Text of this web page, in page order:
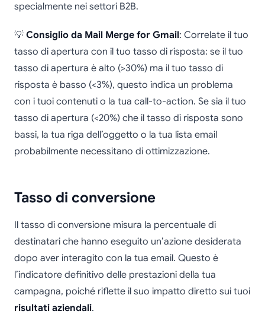
specialmente nei settori B2B.
💡 Consiglio da Mail Merge for Gmail: Correlate il tuo
tasso di apertura con il tuo tasso di risposta: se il tuo
tasso di apertura è alto (>30%) ma il tuo tasso di
risposta è basso (<3%), questo indica un problema
con i tuoi contenuti o la tua call-to-action. Se sia il tuo
tasso di apertura (<20%) che il tasso di risposta sono
bassi, la tua riga dell’oggetto o la tua lista email
probabilmente necessitano di ottimizzazione.
Tasso di conversione
Il tasso di conversione misura la percentuale di
destinatari che hanno eseguito un’azione desiderata
dopo aver interagito con la tua email. Questo è
l’indicatore definitivo delle prestazioni della tua
campagna, poiché riflette il suo impatto diretto sui tuoi
risultati aziendali.